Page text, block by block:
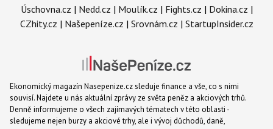
Úschovna.cz | Nedd.cz | Moulík.cz | Fights.cz | Dokina.cz |
CZhity.cz | Našepeníze.cz | Srovnám.cz | StartupInsider.cz
Ekonomický magazín Nasepenize.cz sleduje finance a vše, co s nimi
souvisí. Najdete u nás aktuální zprávy ze světa peněz a akciových trhů.
Denně informujeme o všech zajímavých tématech v této oblasti -
sledujeme nejen burzy a akciové trhy, ale i vývoj důchodů, daně,